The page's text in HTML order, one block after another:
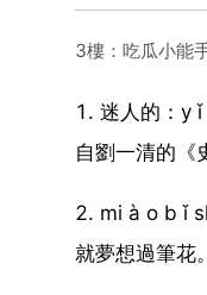
3樓：吃瓜小能
1. 迷人的：y
自劉一清的《
2. mi à o b ǐ
就夢想過筆花。